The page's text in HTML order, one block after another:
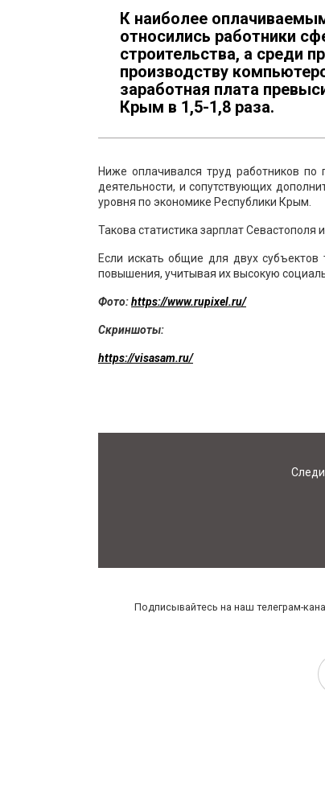
К наиболее
относились работники
строительства, а среди
производству
заработная плата
Крым в 1,5-1,8 раза.
Ниже оплачивался труд работников по
деятельности, и сопутствующих
уровня по экономике Республики Крым.
Такова статистика зарплат
Если искать общие для двух субъектов
повышения, учитывая их высокую
Фото:https://www.rupixel.ru/
Скриншоты:
https://visasam.ru/
Подписывайтесь на наш телеграм-